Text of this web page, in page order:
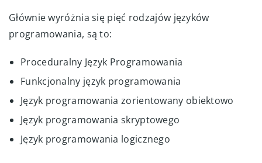
Głównie wyróżnia się pięć rodzajów języków
programowania, są to:
Proceduralny Język Programowania
Funkcjonalny język programowania
Język programowania zorientowany obiektowo
Język programowania skryptowego
Język programowania logicznego